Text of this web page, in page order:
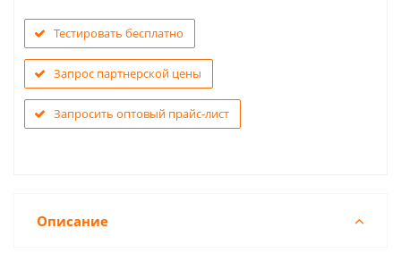
Тестировать бесплатно
Запрос партнерской цены
Запросить оптовый прайс-лист
Описание